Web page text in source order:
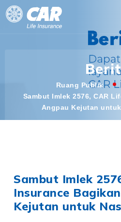
Ruang Publik
Sambut Imlek 2576, CAR
Angpau Kejutan
Sambut Imlek
Insurance
Kejutan untuk